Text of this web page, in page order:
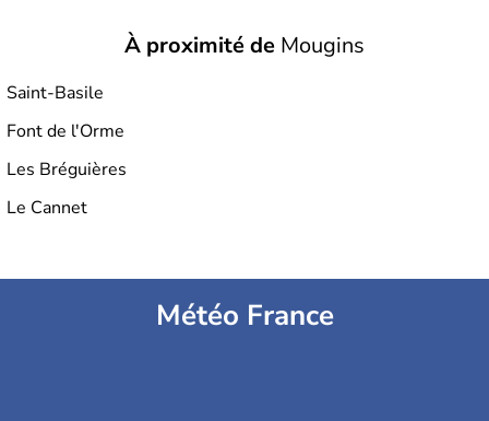
À proximité de Mougins
Saint-Basile
Font de l'Orme
Les Bréguières
Le Cannet
Météo France